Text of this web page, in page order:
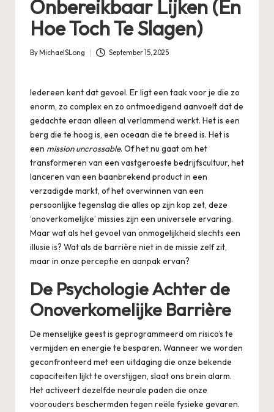
Onbereikbaar Lijken (En
Hoe Toch Te Slagen)
Posted
By MichaelSLong September 15, 2025
Iedereen kent dat gevoel. Er ligt een taak voor je die zo
enorm, zo complex en zo ontmoedigend aanvoelt dat de
gedachte eraan alleen al verlammend werkt. Het is een
berg die te hoog is, een oceaan die te breed is. Het is
een mission uncrossable. Of het nu gaat om het
transformeren van een vastgeroeste bedrijfscultuur, het
lanceren van een baanbrekend product in een
verzadigde markt, of het overwinnen van een
persoonlijke tegenslag die alles op zijn kop zet, deze
‘onoverkomelijke’ missies zijn een universele ervaring.
Maar wat als het gevoel van onmogelijkheid slechts een
illusie is? Wat als de barrière niet in de missie zelf zit,
maar in onze perceptie en aanpak ervan?
De Psychologie Achter de
Onoverkomelijke Barrière
De menselijke geest is geprogrammeerd om risico’s te
vermijden en energie te besparen. Wanneer we worden
geconfronteerd met een uitdaging die onze bekende
capaciteiten lijkt te overstijgen, slaat ons brein alarm.
Het activeert dezelfde neurale paden die onze
voorouders beschermden tegen reële fysieke gevaren.